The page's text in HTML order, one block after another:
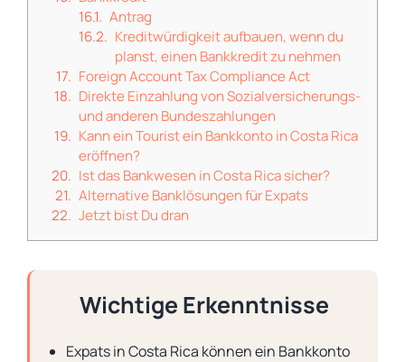
Antrag
Kreditwürdigkeit aufbauen, wenn du
planst, einen Bankkredit zu nehmen
Foreign Account Tax Compliance Act
Direkte Einzahlung von Sozialversicherungs-
und anderen Bundeszahlungen
Kann ein Tourist ein Bankkonto in Costa Rica
eröffnen?
Ist das Bankwesen in Costa Rica sicher?
Alternative Banklösungen für Expats
Jetzt bist Du dran
Wichtige Erkenntnisse
Expats in Costa Rica können ein Bankkonto